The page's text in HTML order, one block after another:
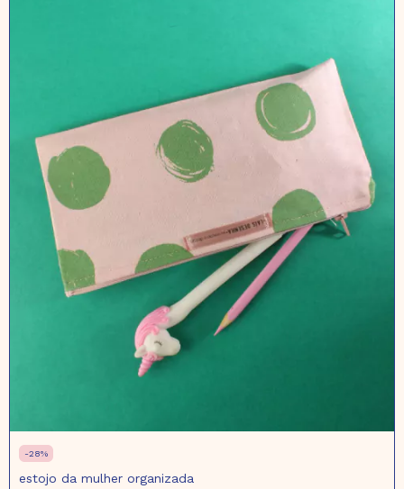
-28%
estojo da mulher organizada